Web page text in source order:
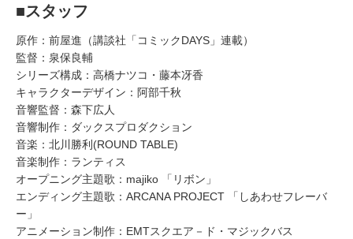
■スタッフ
原作：前屋進（講談社「コミックDAYS」連載）
監督：泉保良輔
シリーズ構成：高橋ナツコ・藤本冴香
キャラクターデザイン：阿部千秋
音響監督：森下広人
音響制作：ダックスプロダクション
音楽：北川勝利(ROUND TABLE)
音楽制作：ランティス
オープニング主題歌：majiko 「リボン」
エンディング主題歌：ARCANA PROJECT 「しあわせフレーバ
ー」
アニメーション制作：EMTスクエア－ド・マジックバス